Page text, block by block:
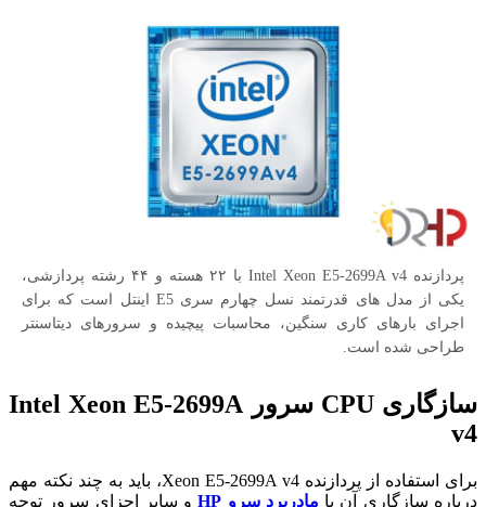
پردازنده Intel Xeon E5-2699A v4 با ۲۲ هسته و ۴۴ رشته پردازشی،
یکی از مدل های قدرتمند نسل چهارم سری E5 اینتل است که برای
اجرای بارهای کاری سنگین، محاسبات پیچیده و سرورهای دیتاسنتر
طراحی شده است.
سازگاری CPU سرور Intel Xeon E5-2699A
v4
برای استفاده از پردازنده Xeon E5-2699A v4، باید به چند نکته مهم
درباره سازگاری آن با مادربرد سرو HP و سایر اجزای سرور توجه